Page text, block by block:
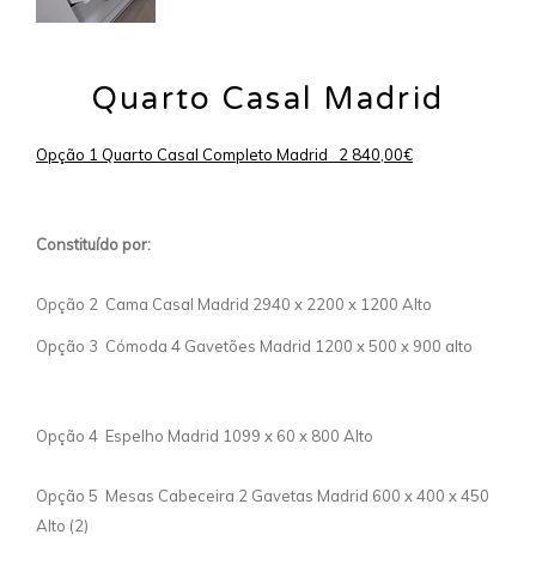
Quarto Casal Madrid
Opção 1 Quarto Casal Completo Madrid 2 840,00€
Constituído por:
Opção 2 Cama Casal Madrid 2940 x 2200 x 1200 Alto
Opção 3 Cómoda 4 Gavetões Madrid 1200 x 500 x 900 alto
Opção 4 Espelho Madrid 1099 x 60 x 800 Alto
Opção 5 Mesas Cabeceira 2 Gavetas Madrid 600 x 400 x 450
Alto (2)